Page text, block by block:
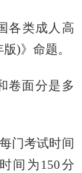
各类成人高
版)》命题。
卷面分是多
门考试时间
间为150分